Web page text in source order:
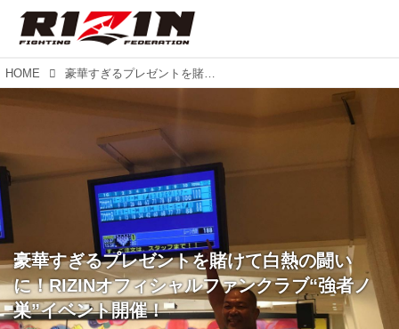
HOME 豪華すぎるプレゼントを賭けて白熱の闘いに！RIZINオフィシャルファンクラブ“強者ノ巣”イベント開催！
豪華すぎるプレゼントを賭けて白熱の闘い
に！RIZINオフィシャルファンクラブ“強者ノ
巣”イベント開催！